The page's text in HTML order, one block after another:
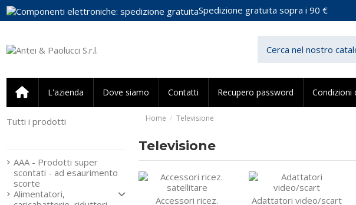
Spedizione gratuita sopra i 90 €
L'azienda Dove siamo Contatti Recupero password Condizioni
Home Televisione
Televisione
Accessori ricez.
Adattatori video/scart
Tutti i prodotti
AAA - Prodotti super
scontati - ad esaurimento
scorte
Alimentatori,